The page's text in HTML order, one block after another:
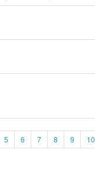
5 6 7 8 9 10